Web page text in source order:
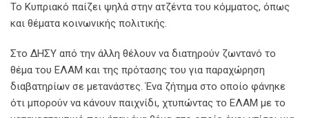
Το Κυπριακό παίζει ψηλά στην ατζέντα του κόμματος, όπως
και θέματα κοινωνικής πολιτικής.
Στο ΔΗΣΥ από την άλλη θέλουν να διατηρούν ζωντανό το
θέμα του ΕΛΑΜ και της πρότασης του για παραχώρηση
διαβατηρίων σε μετανάστες. Ένα ζήτημα στο οποίο φάνηκε
ότι μπορούν να κάνουν παιχνίδι, χτυπώντας το ΕΛΑΜ με το